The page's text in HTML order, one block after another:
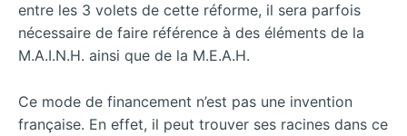
entre les 3 volets de cette réforme, il sera parfois
nécessaire de faire référence à des éléments de la
M.A.I.N.H. ainsi que de la M.E.A.H.
Ce mode de financement n’est pas une invention
française. En effet, il peut trouver ses racines dans ce